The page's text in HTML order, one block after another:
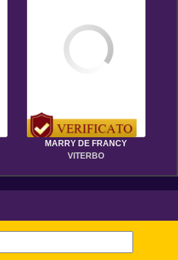
MARRY DE FRANCY
VITERBO